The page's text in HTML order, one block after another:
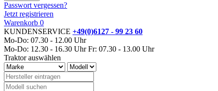
Passwort vergessen?
Jetzt registrieren
Warenkorb 0
KUNDENSERVICE +49(0)6127 - 99 23 60
Mo-Do: 07.30 - 12.00 Uhr
Mo-Do: 12.30 - 16.30 Uhr Fr: 07.30 - 13.00 Uhr
Traktor auswählen